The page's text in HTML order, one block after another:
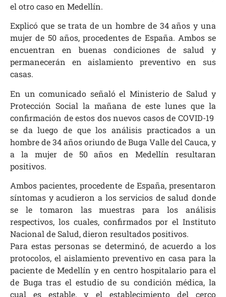
el otro caso en Medellín.
Explicó que se trata de un hombre de 34 años y una
mujer de 50 años, procedentes de España. Ambos se
encuentran en buenas condiciones de salud y
permanecerán en aislamiento preventivo en sus
casas.
En un comunicado señaló el Ministerio de Salud y
Protección Social la mañana de este lunes que la
confirmación de estos dos nuevos casos de COVID-19
se da luego de que los análisis practicados a un
hombre de 34 años oriundo de Buga Valle del Cauca, y
a la mujer de 50 años en Medellín resultaran
positivos.
Ambos pacientes, procedente de España, presentaron
síntomas y acudieron a los servicios de salud donde
se le tomaron las muestras para los análisis
respectivos, los cuales, confirmados por el Instituto
Nacional de Salud, dieron resultados positivos.
Para estas personas se determinó, de acuerdo a los
protocolos, el aislamiento preventivo en casa para la
paciente de Medellín y en centro hospitalario para el
de Buga tras el estudio de su condición médica, la
cual es estable, y el establecimiento del cerco